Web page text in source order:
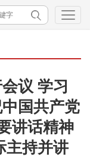
议 学习
国共产党
讲话精神
主持并讲